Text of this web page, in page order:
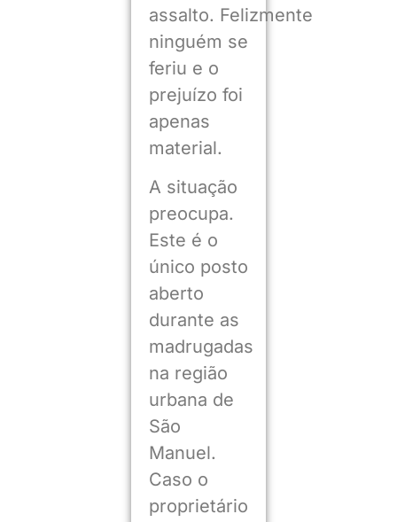
assalto. Felizmente
ninguém se
feriu e o
prejuízo foi
apenas
material.
A situação
preocupa.
Este é o
único posto
aberto
durante as
madrugadas
na região
urbana de
São
Manuel.
Caso o
proprietário